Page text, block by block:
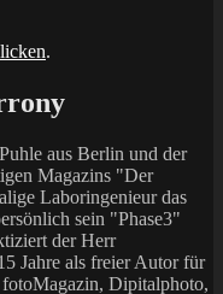
.
aus Berlin und der
Magazins "Der
Laboringenieur das
sein "Phase3"
der Herr
Jahre als freier Autor für
Dipitalphoto,